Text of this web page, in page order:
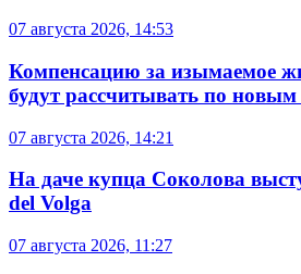
07 августа 2026, 14:53
Компенсацию за изымаемое
будут рассчитывать по
07 августа 2026, 14:21
На даче купца Соколова
del Volga
07 августа 2026, 11:27